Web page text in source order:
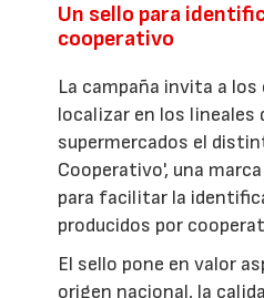
Un sello para
cooperativo
La campaña invita a
localizar en los lineales
supermercados el
Cooperativo', una
para facilitar la
producidos por
El sello pone en valor
origen nacional, la